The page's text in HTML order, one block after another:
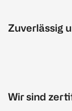
Zuverlässig
Wir sind